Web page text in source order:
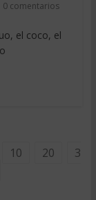
0 comentarios
el coco, el
10 20
3